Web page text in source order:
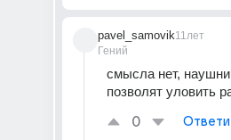
pavel_samovik
Гений
11лет
смысла нет,
позволят уловить
0